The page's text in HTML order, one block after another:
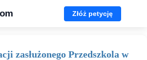
Złóż petycję
zasłużonego Przedszkola w